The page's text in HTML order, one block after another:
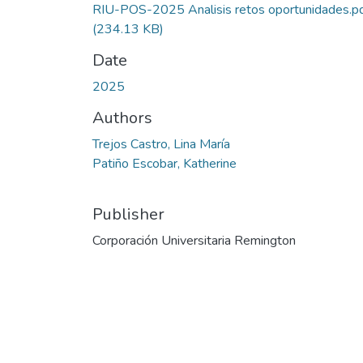
RIU-POS-2025 Analisis retos
(234.13 KB)
Date
2025
Authors
Trejos Castro, Lina María
Patiño Escobar, Katherine
Publisher
Corporación Universitaria Remington